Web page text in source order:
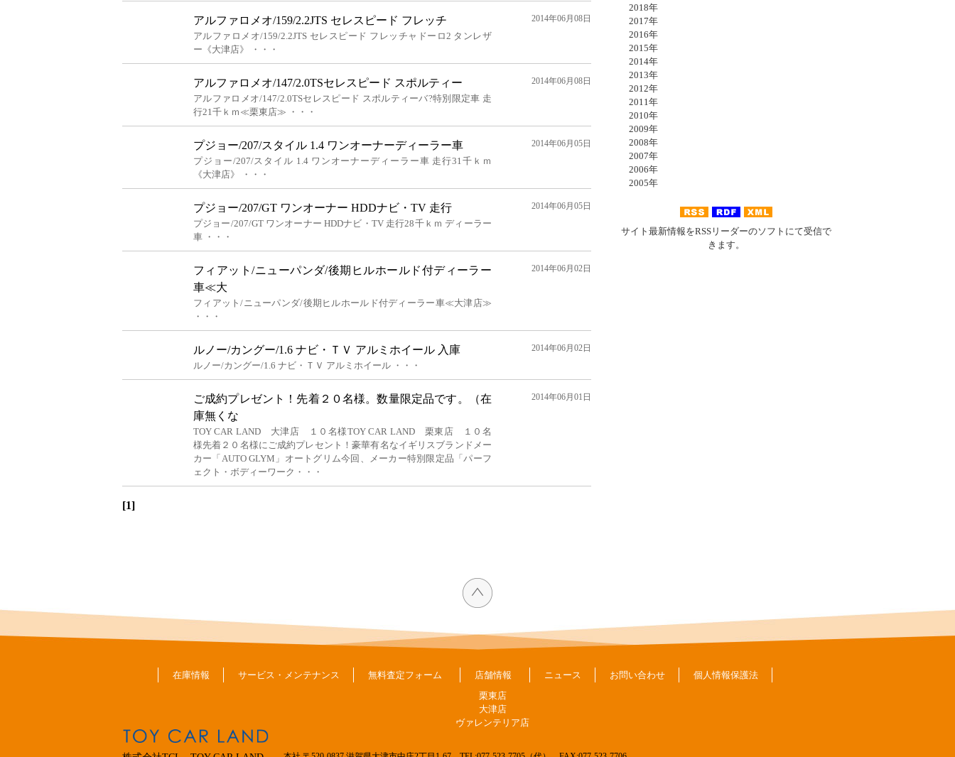
アルファロメオ/159/2.2JTS セレスピード フレッチ
アルファロメオ/159/2.2JTS セレスピード フレッチャドーロ2 タンレザ
ー《大津店》 ・・・
2014年06月08日
アルファロメオ/147/2.0TSセレスピード スポルティー
アルファロメオ/147/2.0TSセレスピード スポルティーバ?特別限定車 走
行21千ｋｍ≪栗東店≫ ・・・
2014年06月08日
プジョー/207/スタイル 1.4 ワンオーナーディーラー車
プジョー/207/スタイル 1.4 ワンオーナーディーラー車 走行31千ｋｍ
《大津店》 ・・・
2014年06月05日
プジョー/207/GT ワンオーナー HDDナビ・TV 走行
プジョー/207/GT ワンオーナー HDDナビ・TV 走行28千ｋｍ ディーラー
車 ・・・
2014年06月05日
フィアット/ニューパンダ/後期ヒルホールド付ディーラー
車≪大
フィアット/ニューパンダ/後期ヒルホールド付ディーラー車≪大津店≫
・・・
2014年06月02日
ルノー/カングー/1.6 ナビ・ＴＶ アルミホイール 入庫
ルノー/カングー/1.6 ナビ・ＴＶ アルミホイール ・・・
2014年06月02日
ご成約プレゼント！先着２０名様。数量限定品です。（在
庫無くな
TOY CAR LAND 大津店 １０名様TOY CAR LAND 栗東店 １０名
様先着２０名様にご成約プレセント！豪華有名なイギリスブランドメー
カー「AUTO GLYM」オートグリム今回、メーカー特別限定品「パーフ
ェクト・ボディーワーク・・・
2014年06月01日
[1]
2018年
2017年
2016年
2015年
2014年
2013年
2012年
2011年
2010年
2009年
2008年
2007年
2006年
2005年
サイト最新情報をRSSリーダーのソフトにて受信で
きます。
在庫情報 サービス・メンテナンス 無料査定フォーム
店舗情報
栗東店
大津店
ヴァレンテリア店
ニュース お問い合わせ 個人情報保護法